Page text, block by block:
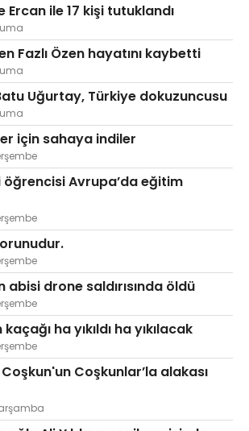
ile 17 kişi tutuklandı
Fazlı Özen hayatını kaybetti
Uğurtay, Türkiye dokuzuncusu
için sahaya indiler
öğrencisi Avrupa’da eğitim
abisi drone saldırısında öldü
kaçağı ha yıkıldı ha yıkılacak
Coşkunlar’la alakası